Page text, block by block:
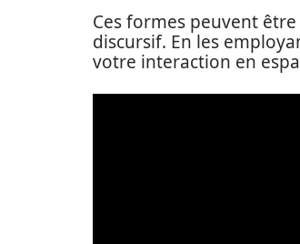
Ces formes peuvent
discursif. En les
votre interaction en